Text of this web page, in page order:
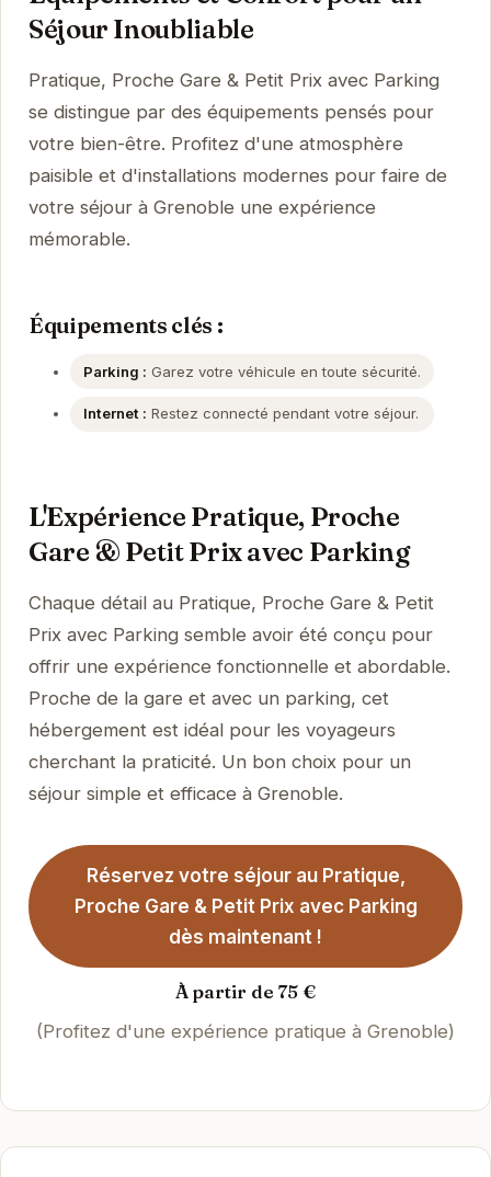
Séjour Inoubliable
Pratique, Proche Gare & Petit Prix avec Parking
se distingue par des équipements pensés pour
votre bien-être. Profitez d'une atmosphère
paisible et d'installations modernes pour faire de
votre séjour à Grenoble une expérience
mémorable.
Équipements clés :
Parking : Garez votre véhicule en toute sécurité.
Internet : Restez connecté pendant votre séjour.
L'Expérience Pratique, Proche
Gare & Petit Prix avec Parking
Chaque détail au Pratique, Proche Gare & Petit
Prix avec Parking semble avoir été conçu pour
offrir une expérience fonctionnelle et abordable.
Proche de la gare et avec un parking, cet
hébergement est idéal pour les voyageurs
cherchant la praticité. Un bon choix pour un
séjour simple et efficace à Grenoble.
Réservez votre séjour au Pratique,
Proche Gare & Petit Prix avec Parking
dès maintenant !
À partir de 75 €
(Profitez d'une expérience pratique à Grenoble)